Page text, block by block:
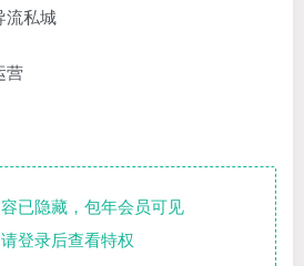
流私城
营
已隐藏，包年会员可见
登录后查看特权